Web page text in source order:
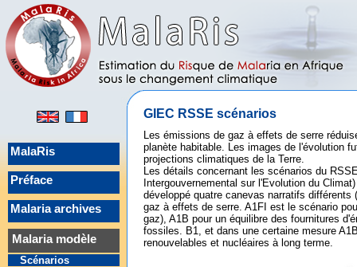
MalaRis
Préface
Malaria archives
Malaria modèle
Scénarios
GIEC RSSE scénarios
Les émissions de gaz à effets de serre
planète habitable. Les images de l'évolution
projections climatiques de la Terre.
Les détails concernant les scénarios du
Intergouvernemental sur l'Evolution du
développé quatre canevas narratifs différents
gaz à effets de serre. A1FI est le scénario
gaz), A1B pour un équilibre des fournitures
fossiles. B1, et dans une certaine mesure
renouvelables et nucléaires à long terme.